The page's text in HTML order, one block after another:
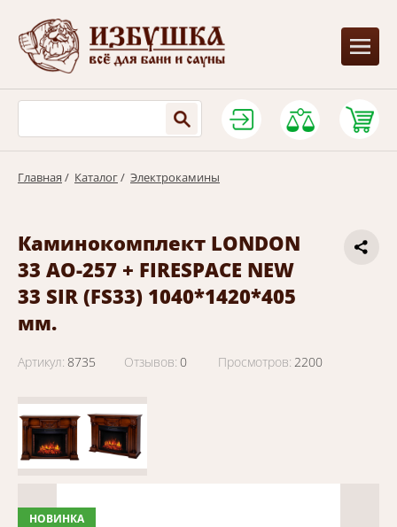
Главная / Каталог/ Электрокамины
Каминокомплект LONDON
33 AO-257 + FIRESPACE NEW
33 SIR (FS33) 1040*1420*405
мм.
Артикул: 8735 Отзывов: 0 Просмотров: 2200
НОВИНКА